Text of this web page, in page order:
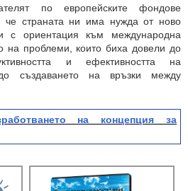
по европейските фондове
че страната ни има нужда от ново
с ориентация към международна
на проблеми, които биха довели до
и ефективността на
създаването на връзки между
на концепция за